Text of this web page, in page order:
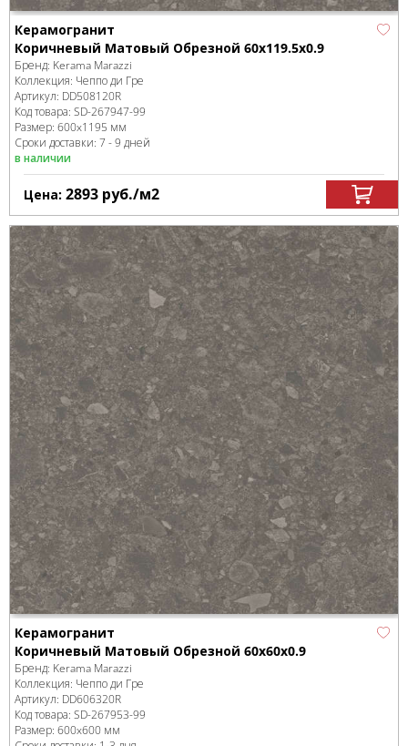
Керамогранит
Коричневый Матовый Обрезной 60x119.5x0.9
Бренд: Kerama Marazzi
Коллекция: Чеппо ди Гре
Артикул: DD508120R
Код товара: SD-267947-99
Размер: 600x1195 мм
Сроки доставки: 7 - 9 дней
в наличии
Цена: 2893 руб./м2
Керамогранит
Коричневый Матовый Обрезной 60x60x0.9
Бренд: Kerama Marazzi
Коллекция: Чеппо ди Гре
Артикул: DD606320R
Код товара: SD-267953-99
Размер: 600x600 мм